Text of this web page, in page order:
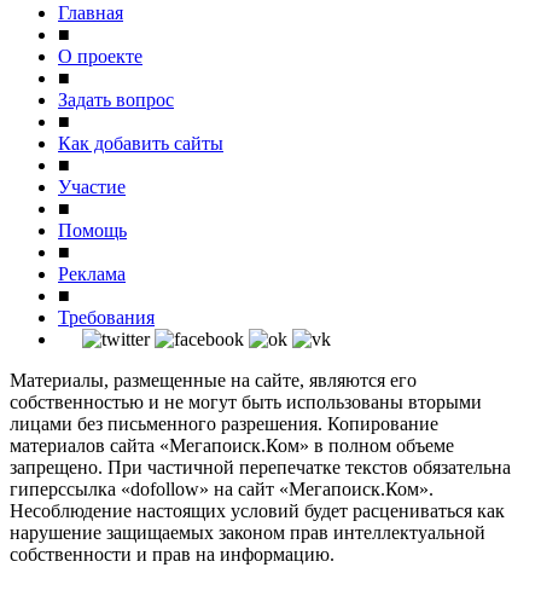
Главная
■
О проекте
■
Задать вопрос
■
Как добавить сайты
■
Участие
■
Помощь
■
Реклама
■
Требования
Материалы, размещенные на сайте, являются его
собственностью и не могут быть использованы вторыми
лицами без письменного разрешения. Копирование
материалов сайта «Мегапоиск.Ком» в полном объеме
запрещено. При частичной перепечатке текстов обязательна
гиперссылка «dofollow» на сайт «Мегапоиск.Ком».
Несоблюдение настоящих условий будет расцениваться как
нарушение защищаемых законом прав интеллектуальной
собственности и прав на информацию.